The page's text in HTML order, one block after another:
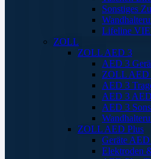
Sonstiges
Lifeline
ZOLL
ZOLL AED 3
AED 3
ZOLL AED
AED 3
AED 3
AED 3
ZOLL AED Plus
Geräte
Elektroden